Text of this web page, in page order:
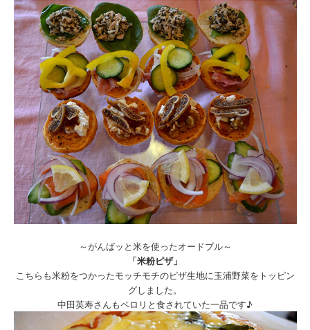
～がんばッと米を使ったオードブル～
「米粉ピザ」
こちらも米粉をつかったモッチモチのピザ生地に玉浦野菜をトッピン
グしました。
中田英寿さんもペロリと食されていた一品です♪